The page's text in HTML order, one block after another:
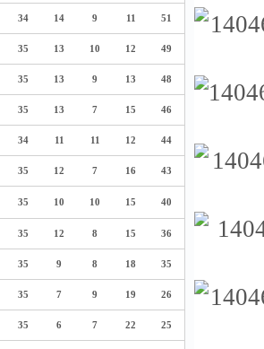
34 14 9 11 51
35 13 10 12 49
35 13 9 13 48
35 13 7 15 46
34 11 11 12 44
35 12 7 16 43
35 10 10 15 40
35 12 8 15 36
35 9 8 18 35
35 7 9 19 26
35 6 7 22 25